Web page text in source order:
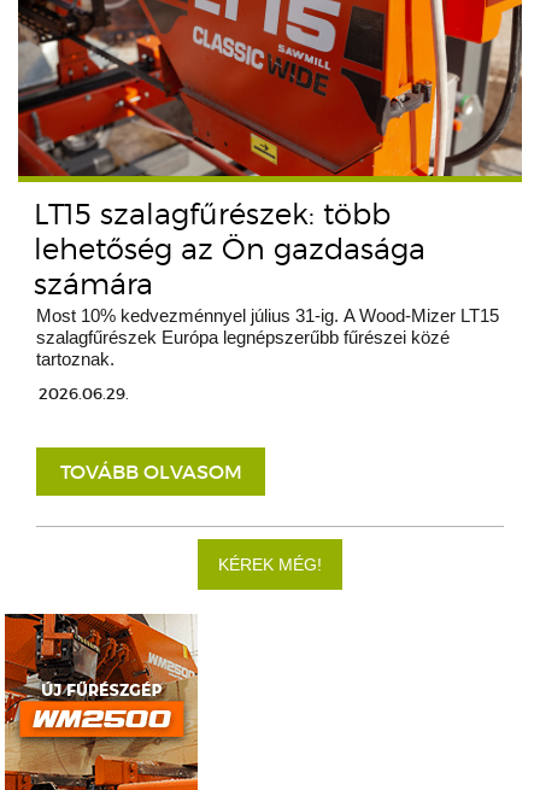
LT15 szalagfűrészek: több
lehetőség az Ön gazdasága
számára
Most 10% kedvezménnyel július 31-ig. A Wood-Mizer LT15
szalagfűrészek Európa legnépszerűbb fűrészei közé
tartoznak.
2026.06.29.
TOVÁBB OLVASOM
KÉREK MÉG!